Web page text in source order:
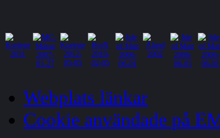
Webplats länkar
Cookie användade på